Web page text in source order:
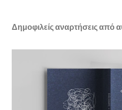
Δημοφιλείς αναρτήσεις από